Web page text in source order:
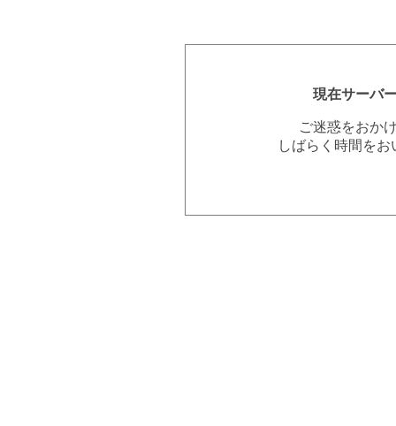
現在サーバ
ご迷惑をおか
しばらく時間を